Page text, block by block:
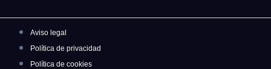
Aviso legal
Política de privacidad
Política de cookies